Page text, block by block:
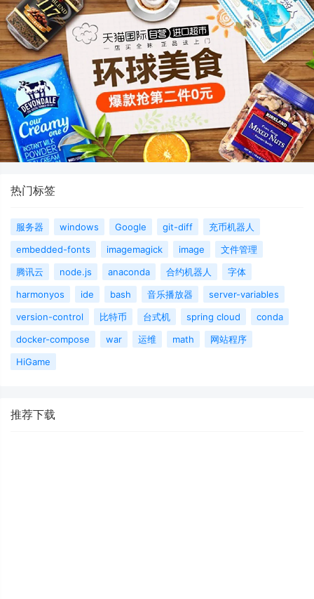
热门标签
服务器 windows Google git-diff
充币机器人
embedded-fonts
imagemagick image
文件管理
腾讯云
node.js anaconda 合约机器人
字体
harmonyos
ide bash 音乐播放器
server-variables
version-control
比特币 台式机 spring cloud
conda
docker-compose
war 运维 math
网站程序
HiGame
推荐下载